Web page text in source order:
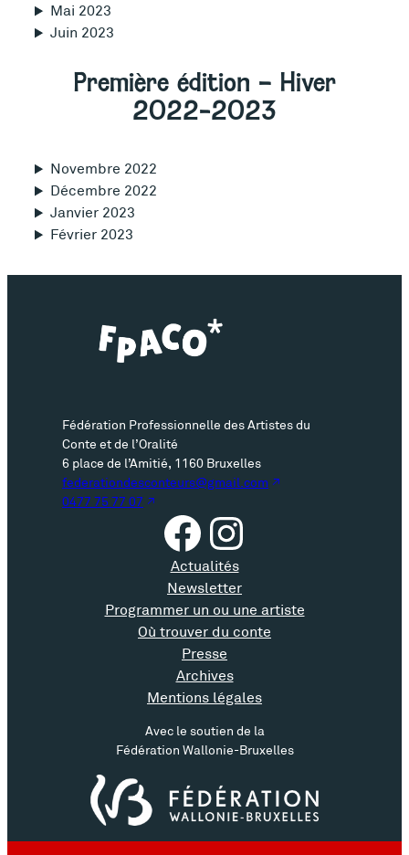
Mai 2023
Juin 2023
Première édition – Hiver
2022-2023
Novembre 2022
Décembre 2022
Janvier 2023
Février 2023
Fédération Professionnelle des Artistes du
Conte et de l’Oralité
6 place de l’Amitié, 1160 Bruxelles
federationdesconteurs@gmail.com
0477 75 77 07
Facebook Instagram
Actualités
Newsletter
Programmer un ou une artiste
Où trouver du conte
Presse
Archives
Mentions légales
Avec le soutien de la
Fédération Wallonie-Bruxelles